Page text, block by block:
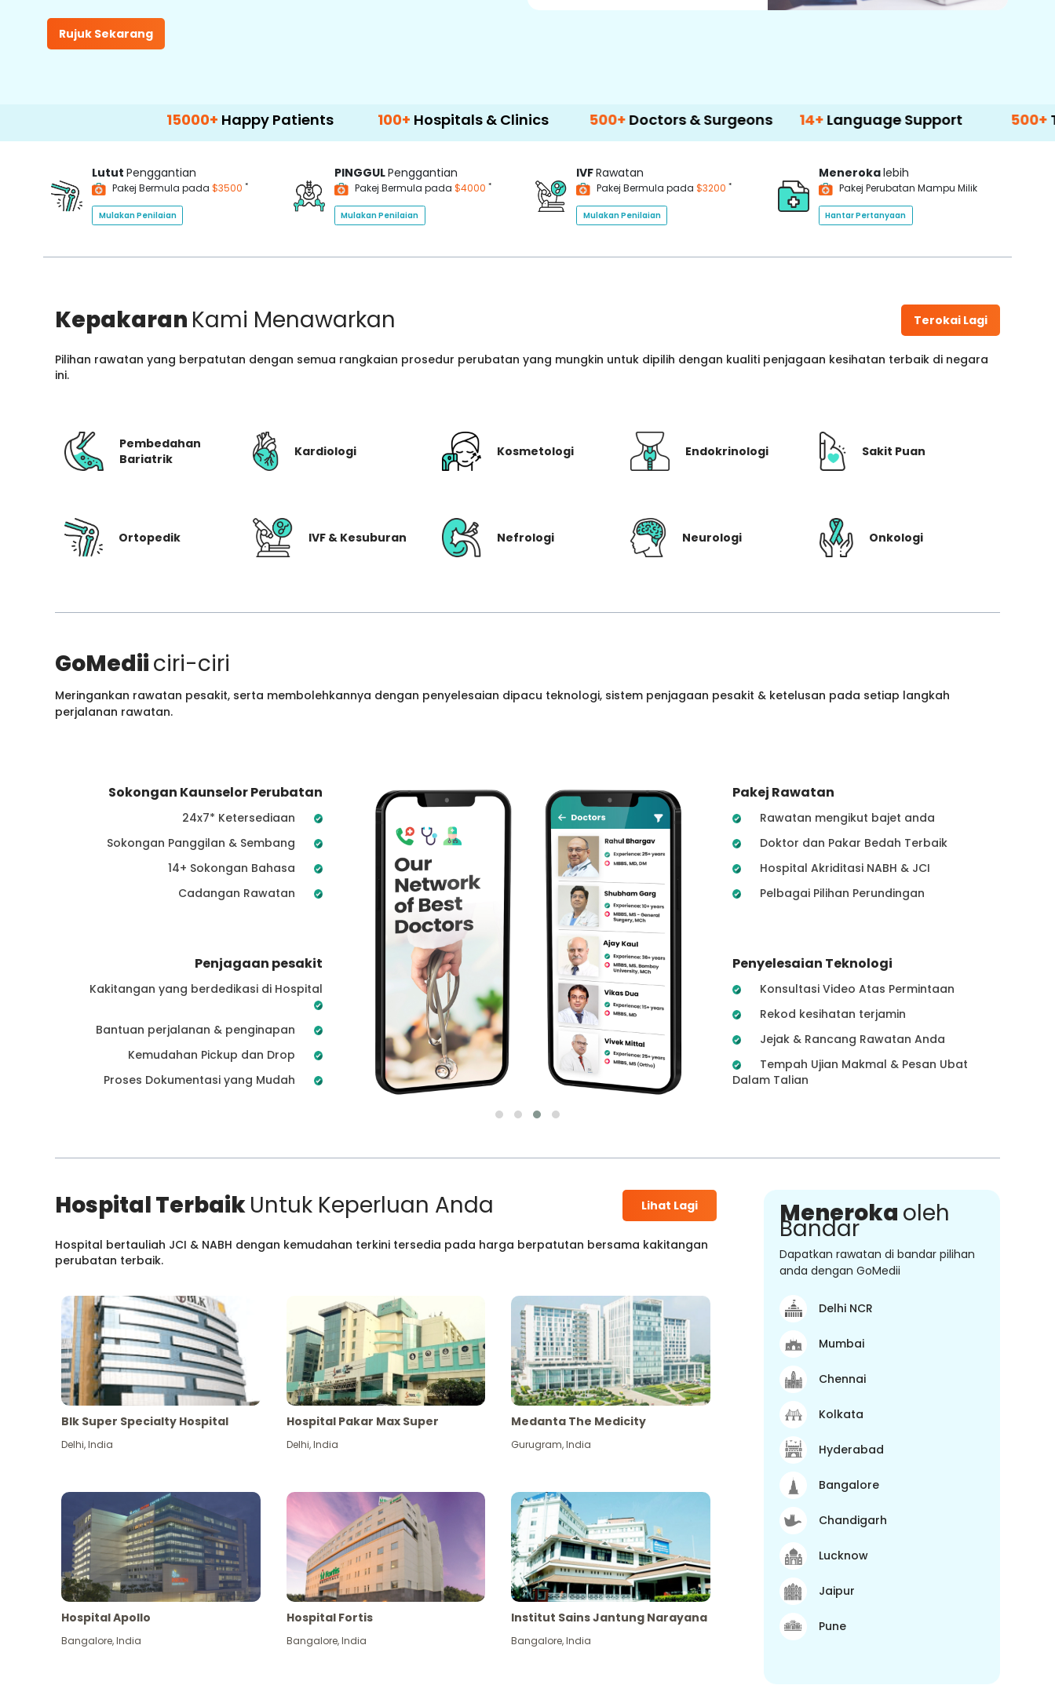
Rujuk Sekarang
Happy Patients 100+ Hospitals & Clinics 500+ Doctors & Surgeons 14+Language Support 500+
Lutut Penggantian
Pakej Bermula pada $3500 *
Mulakan Penilaian
PINGGULPenggantian
Pakej Bermula pada $4000 *
Mulakan Penilaian
IVFRawatan
Pakej Bermula pada $3200 *
Mulakan Penilaian
Menerokalebih
Pakej Perubatan Mampu Milik
Hantar Pertanyaan
Kepakaran Kami Menawarkan Terokai Lagi
Pilihan rawatan yang berpatutan dengan semua rangkaian prosedur perubatan yang mungkin untuk dipilih dengan kualiti penjagaan kesihatan terbaik di negara
ini.
Pembedahan
Bariatrik
Kardiologi Kosmetologi Endokrinologi Sakit Puan
Ortopedik IVF & Kesuburan Nefrologi Neurologi Onkologi
GoMediiciri-ciri
Meringankan rawatan pesakit, serta membolehkannya dengan penyelesaian dipacu teknologi, sistem penjagaan pesakit & ketelusan pada setiap langkah
perjalanan rawatan.
Sokongan Kaunselor Perubatan
24x7* Ketersediaan
Sokongan Panggilan & Sembang
14+ Sokongan Bahasa
Cadangan Rawatan
Penjagaan pesakit
Kakitangan yang berdedikasi di Hospital
Bantuan perjalanan & penginapan
Kemudahan Pickup dan Drop
Proses Dokumentasi yang Mudah
Pakej Rawatan
Rawatan mengikut bajet anda
Doktor dan Pakar Bedah Terbaik
Hospital Akriditasi NABH & JCI
Pelbagai Pilihan Perundingan
Penyelesaian Teknologi
Konsultasi Video Atas Permintaan
Rekod kesihatan terjamin
Jejak & Rancang Rawatan Anda
Tempah Ujian Makmal & Pesan Ubat
Dalam Talian
Hospital TerbaikUntuk Keperluan Anda Lihat Lagi
Hospital bertauliah JCI & NABH dengan kemudahan terkini tersedia pada harga berpatutan bersama kakitangan
perubatan terbaik.
Blk Super Specialty Hospital
Delhi,India
Hospital Pakar Max Super
Delhi,India
Medanta The Medicity
Gurugram,India
Hospital Apollo
Bangalore,India
Hospital Fortis
Bangalore,India
Institut Sains Jantung Narayana
Bangalore,India
Meneroka oleh
Bandar
Dapatkan rawatan di bandar pilihan
anda dengan GoMedii
Delhi NCR
Mumbai
Chennai
Kolkata
Hyderabad
Bangalore
Chandigarh
Lucknow
Jaipur
Pune